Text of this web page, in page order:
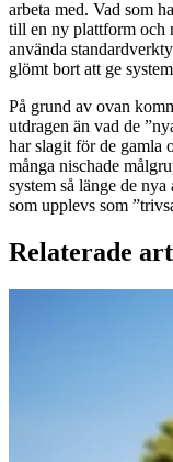
arbeta med. Vad som
till en ny plattform och
använda
glömt bort att ge
På grund av ovan
utdragen än vad de
har slagit för de gamla
många nischade
system så länge de
som upplevs som
Relaterade